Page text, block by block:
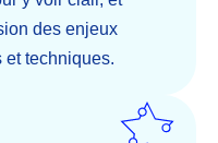
des enjeux
et techniques.